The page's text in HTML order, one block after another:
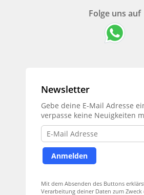
Folge uns auf
Newsletter
Gebe deine E-Mail Adresse
verpasse keine Neuigkeiten
Mit dem Absenden des Buttons
Verarbeitung deiner Daten zum